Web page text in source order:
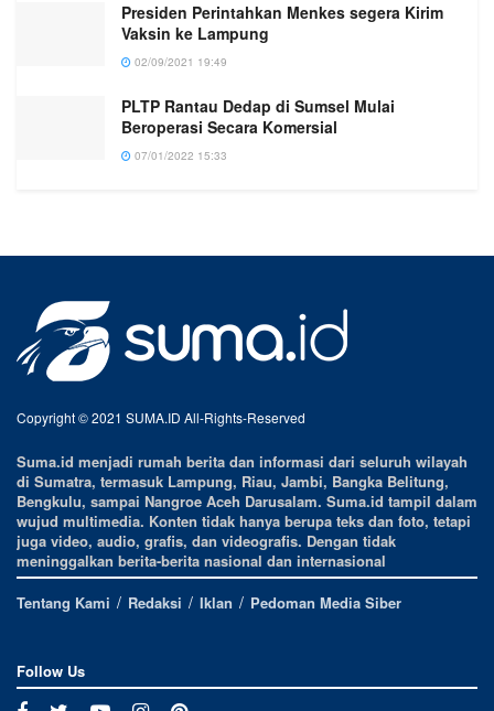
Presiden Perintahkan Menkes segera Kirim
Vaksin ke Lampung
02/09/2021 19:49
PLTP Rantau Dedap di Sumsel Mulai
Beroperasi Secara Komersial
07/01/2022 15:33
Copyright © 2021 SUMA.ID All-Rights-Reserved
Suma.id menjadi rumah berita dan informasi dari seluruh wilayah
di Sumatra, termasuk Lampung, Riau, Jambi, Bangka Belitung,
Bengkulu, sampai Nangroe Aceh Darusalam. Suma.id tampil dalam
wujud multimedia. Konten tidak hanya berupa teks dan foto, tetapi
juga video, audio, grafis, dan videografis. Dengan tidak
meninggalkan berita-berita nasional dan internasional
Tentang Kami
Redaksi Iklan Pedoman Media Siber
Follow Us